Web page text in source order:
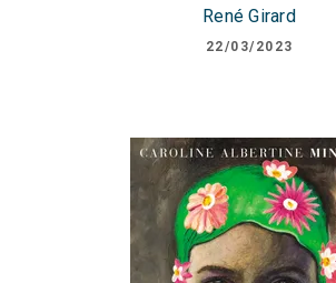
René Girard
22/03/2023